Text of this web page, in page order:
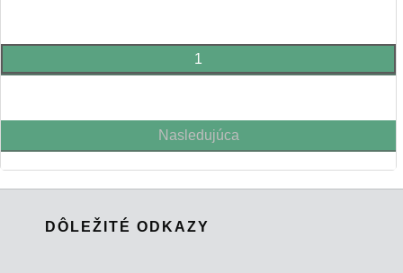
1
Nasledujúca
DÔLEŽITÉ ODKAZY